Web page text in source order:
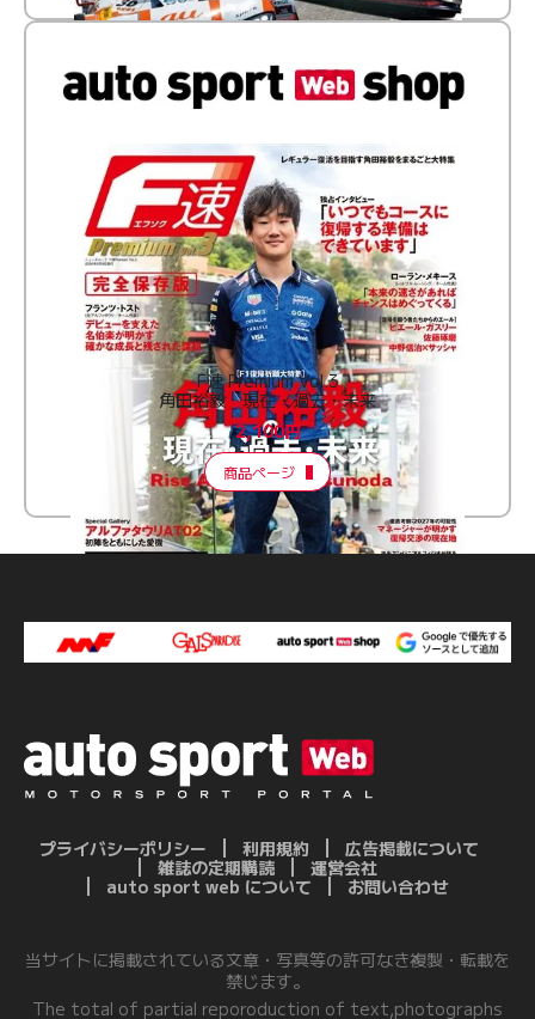
F速 Premium Vol.3
角田裕毅 現在・過去・未来
2,100円
商品ページ
プライバシーポリシー 利用規約
広告掲載について
雑誌の定期購読
運営会社
auto sport web について
お問い合わせ
当サイトに掲載されている文章・写真等の許可なき複製・転載を
禁じます。
The total of partial reporoduction of text,photographs